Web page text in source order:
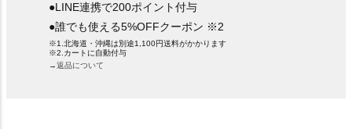
●LINE連携で200ポイント付与
●誰でも使える5%OFFクーポン ※2
※1.北海道・沖縄は別途1,100円送料がかかります
※2.カートに自動付与
→返品について